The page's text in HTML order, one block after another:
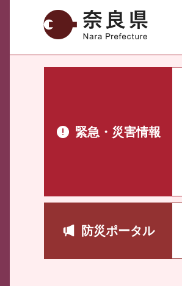
奈良県
緊急・災害情報
防災ポータル